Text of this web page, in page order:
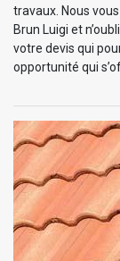
travaux. Nous
Brun Luigi et
votre devis qui
opportunité qui